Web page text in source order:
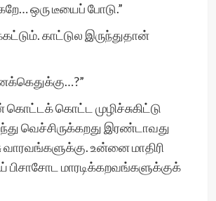
ஒரு டீயைப் போடு.”
காட்டுல இருந்துதான்
கொட்டக் கொட்ட முழிச்சுகிட்டு
வெச்சிருக்கறது இரண்டாவது
வாரவங்களுக்கு. உன்னை மாதிரி
பிசாசோட மாரடிக்கறவங்களுக்குக்